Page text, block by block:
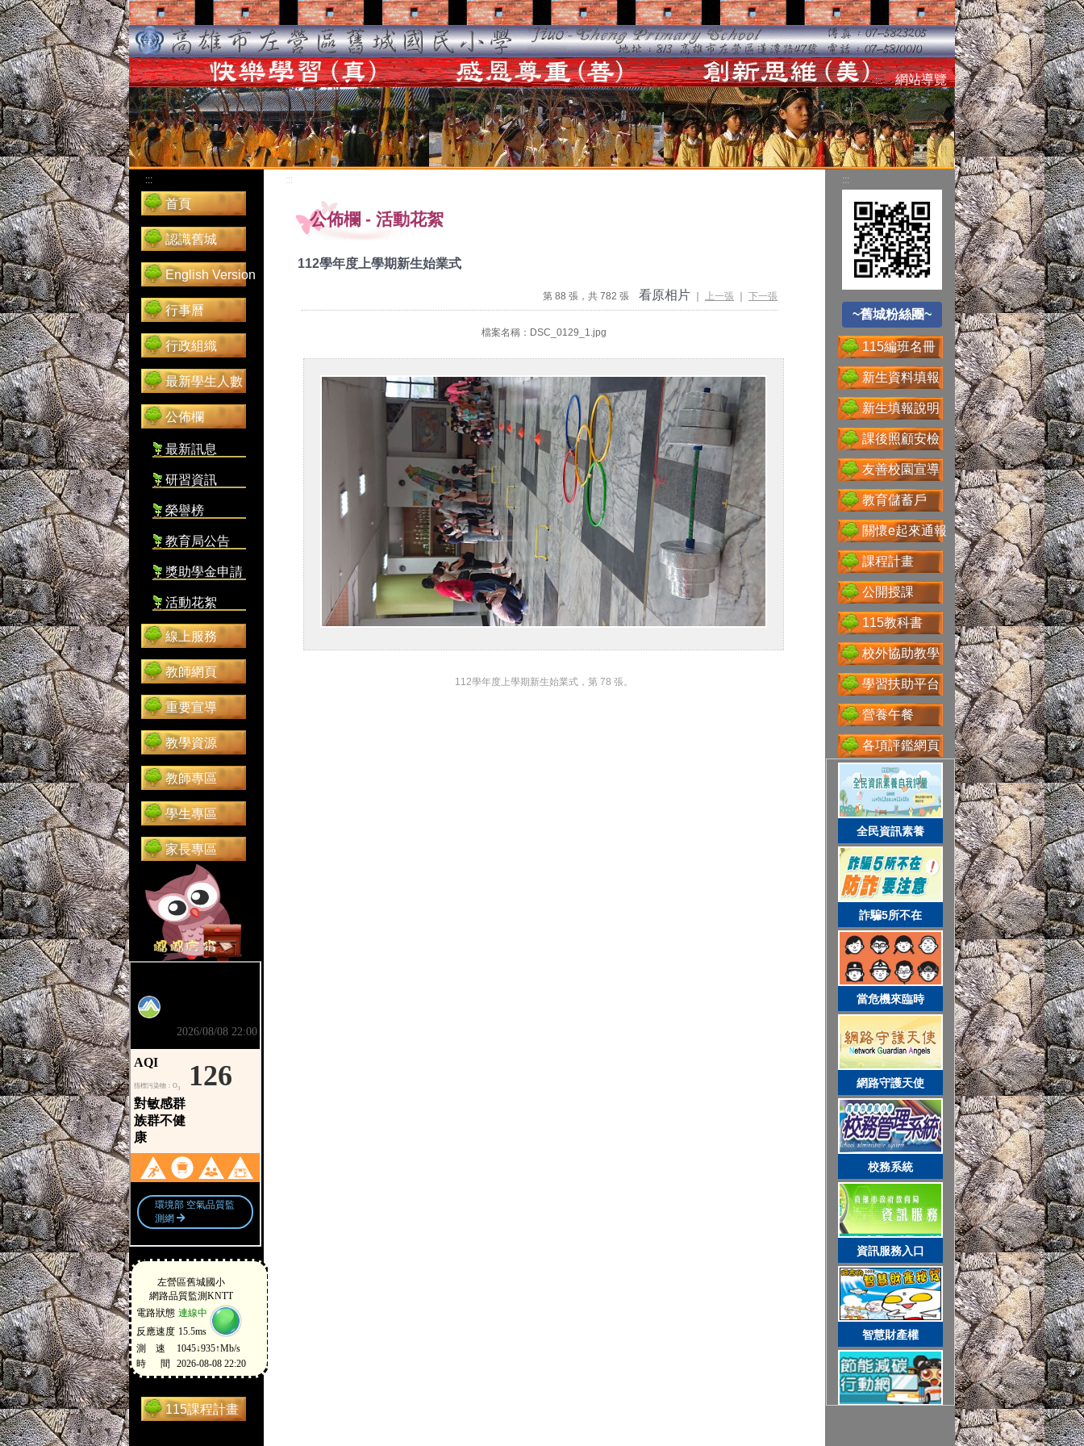
::: 網站導覽
:::
首頁
認識舊城
English Version
行事曆
行政組織
最新學生人數
公佈欄
最新訊息
研習資訊
榮譽榜
教育局公告
獎助學金申請
活動花絮
線上服務
教師網頁
重要宣導
教學資源
教師專區
學生專區
家長專區
115課程計畫
:::
公佈欄 - 活動花絮
112學年度上學期新生始業式
第 88 張，共 782 張 看原相片 上一張 下一張
檔案名稱：DSC_0129_1.jpg
112學年度上學期新生始業式，第 78 張。
:::
~舊城粉絲團~
~舊城粉絲團~
115編班名冊
新生資料填報
新生填報說明
課後照顧安檢
友善校園宣導
教育儲蓄戶
關懷e起來通報
課程計畫
公開授課
115教科書
校外協助教學
學習扶助平台
營養午餐
各項評鑑網頁
網路守護天使
校務系統
資訊服務入口
智慧財產權
節能減碳全民行動
空氣品質監測站
空氣品質監測站
圓夢助學網
圓夢助學網
遊戲軟體分級制
遊戲軟體分級制
Office365
送子鳥資訊服務
Google For
Education
性別主流化專區
科技大觀園
省水好習慣
全民資訊素養
詐騙5所不在
當危機來臨時
網路守護天使
校務系統
資訊服務入口
智慧財產權